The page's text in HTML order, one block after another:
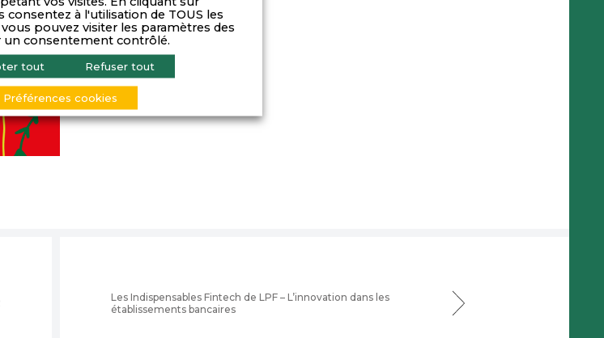
Les Indispensables Fintech de LPF – L’innovation dans les
établissements bancaires
consentez à l'utilisation de TOUS les
pouvez visiter les paramètres des
consentement contrôlé.
tout Refuser tout
Préférences cookies